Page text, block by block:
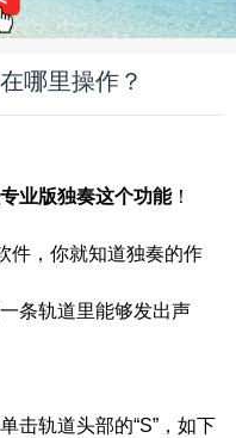
哪里操作？
业版独奏这个功能！
件，你就知道独奏的作
条轨道里能够发出声
击轨道头部的“S”，如下